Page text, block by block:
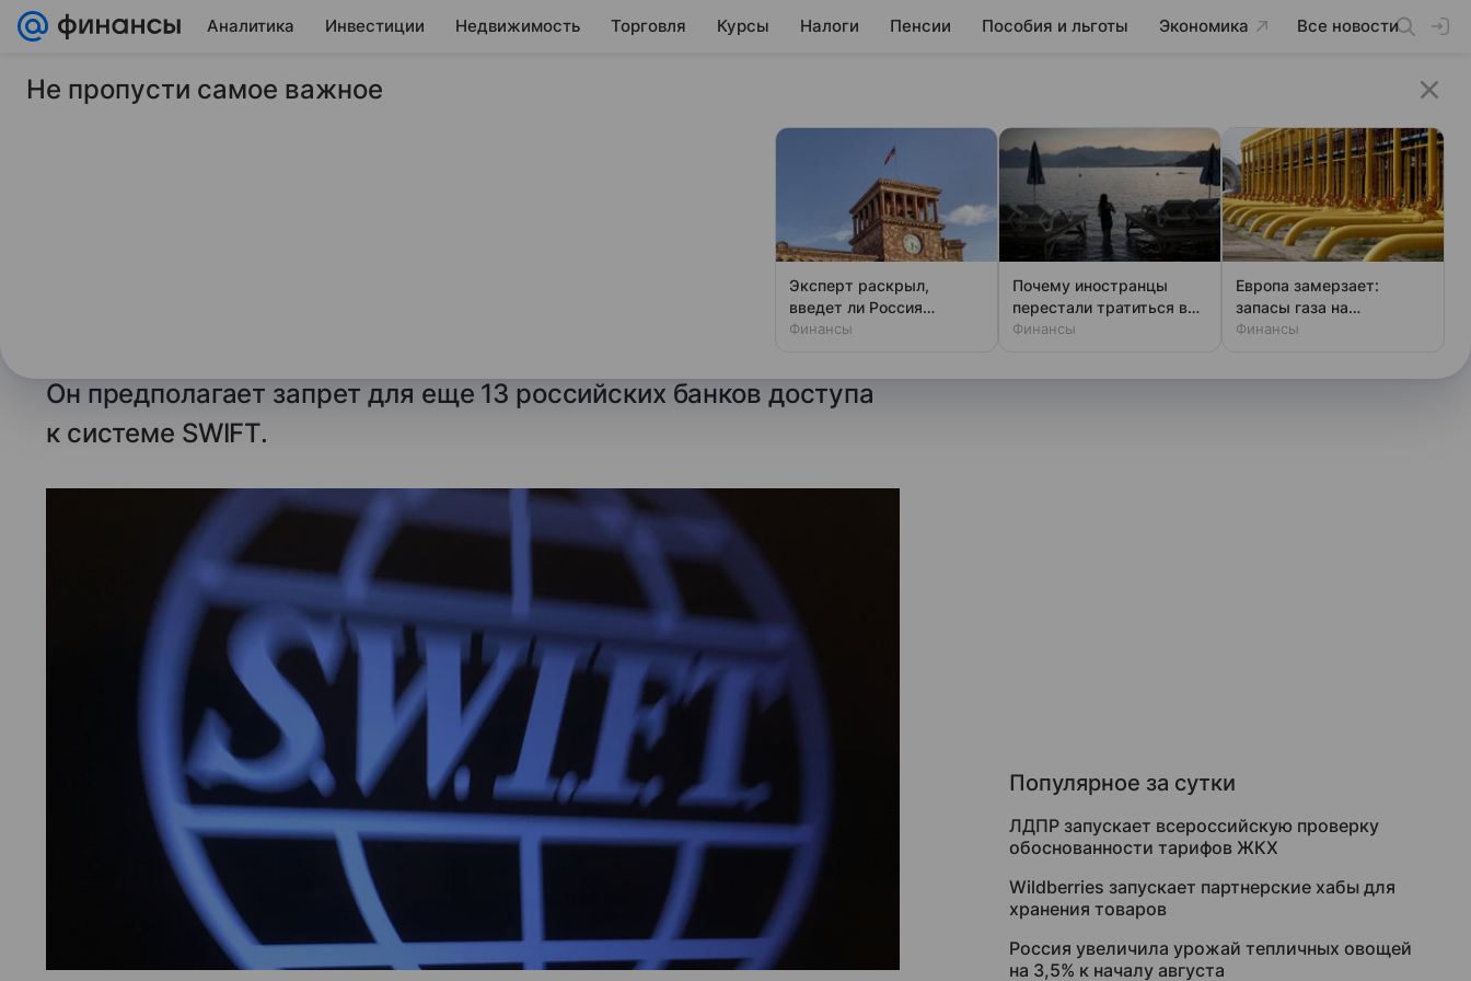
Аналитика Инвестиции Недвижимость Торговля Курсы Налоги Пенсии Пособия и льготы Экономика Все новости
24 февраля 2025 Финансы Mail
ЕС отключил 13 российских банков от
SWIFT и запретил импорт алюминия из
Он предполагает запрет для еще 13 российских банков доступа
к системе SWIFT.
Популярное за сутки
ЛДПР запускает всероссийскую проверку
обоснованности тарифов ЖКХ
Wildberries запускает партнерские хабы для
хранения товаров
Россия увеличила урожай тепличных овощей
на 3,5% к началу августа
Не пропусти самое важное
Эксперт раскрыл,
введет ли Россия
санкции против Армении
Финансы
Почему иностранцы
перестали тратиться в
Турции
Финансы
Европа замерзает:
запасы газа на
рекордном минимуме за
Финансы